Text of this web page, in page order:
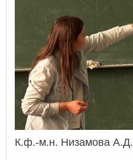
К.ф.-м.н. Низамова А.Д.